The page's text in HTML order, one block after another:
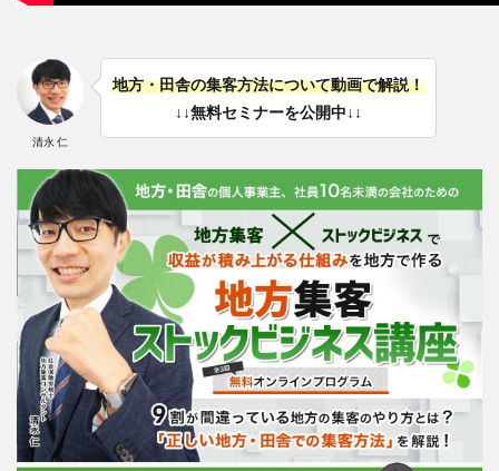
清永 仁
地方・田舎の集客方法について動画で解説！
↓↓無料セミナーを公開中↓↓